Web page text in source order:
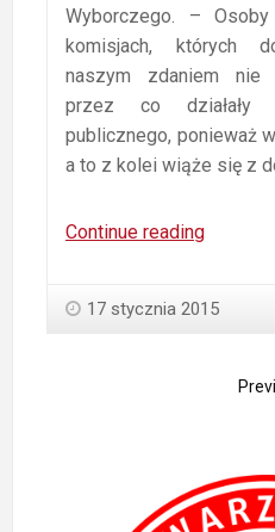
Wyborczego. –
komisjach, których
naszym zdaniem nie
przez co działały
publicznego, ponieważ
a to z kolei wiąże się z
Continue readingDwie
z
będą
przed
17 stycznia 2015